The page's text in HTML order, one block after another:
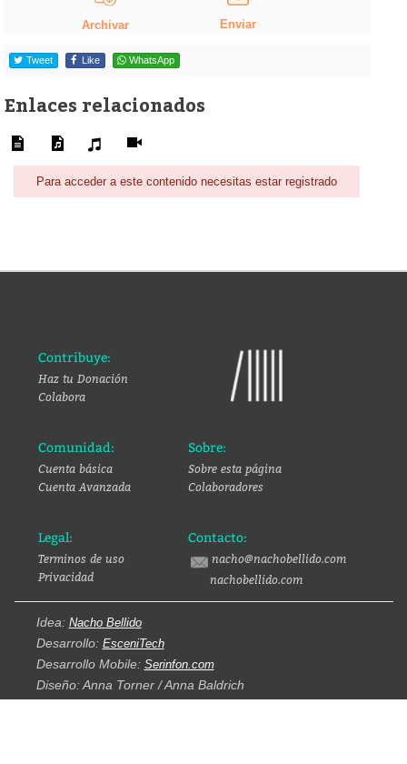
Archivar Enviar
Tweet Like WhatsApp
Enlaces relacionados
Para acceder a este contenido necesitas estar registrado
Contribuye:
Haz tu Donación
Colabora
Comunidad:
Cuenta básica
Cuenta Avanzada
Sobre:
Sobre esta página
Colaboradores
Legal:
Terminos de uso
Privacidad
Contacto:
nacho@nachobellido.com
nachobellido.com
Idea: Nacho Bellido
Desarrollo: EsceniTech
Desarrollo Mobile: Serinfon.com
Diseño: Anna Torner / Anna Baldrich